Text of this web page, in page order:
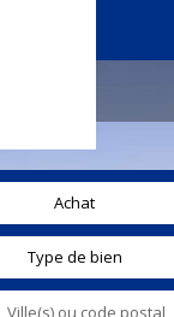
Achat
Type de bien